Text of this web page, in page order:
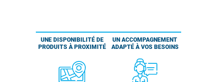
UNE DISPONIBILITÉ DE
PRODUITS À PROXIMITÉ
UN ACCOMPAGNEMENT
ADAPTÉ À VOS BESOINS